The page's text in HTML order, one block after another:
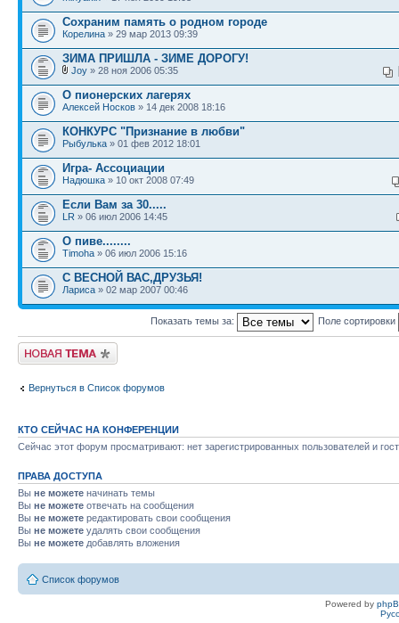
Сохраним память о родном городе
Корелина » 29 мар 2013 09:39
ЗИМА ПРИШЛА - ЗИМЕ ДОРОГУ!
Joy » 28 ноя 2006 05:35
О пионерских лагерях
Алексей Носков » 14 дек 2008 18:16
КОНКУРС "Признание в любви"
Рыбулька » 01 фев 2012 18:01
Игра- Ассоциации
Надюшка » 10 окт 2008 07:49
Если Вам за 30.....
LR » 06 июл 2006 14:45
О пиве........
Timoha » 06 июл 2006 15:16
С ВЕСНОЙ ВАС,ДРУЗЬЯ!
Лариса » 02 мар 2007 00:46
Показать темы за: Поле сортировки
Новая тема
Вернуться в Список форумов
КТО СЕЙЧАС НА КОНФЕРЕНЦИИ
Сейчас этот форум просматривают: нет зарегистрированных пользователей и
ПРАВА ДОСТУПА
Вы не можете начинать темы
Вы не можете отвечать на сообщения
Вы не можете редактировать свои сообщения
Вы не можете удалять свои сообщения
Вы не можете добавлять вложения
Список форумов
Powered by